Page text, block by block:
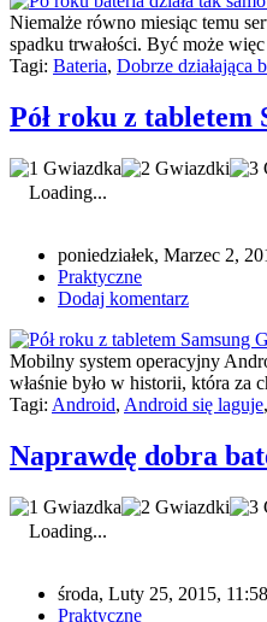
Niemalże równo miesiąc temu
spadku trwałości. Być może
Tagi: Bateria, Dobrze działająca
Pół roku z tabletem
Loading...
poniedziałek, Marzec 2,
Praktyczne
Dodaj komentarz
Mobilny system operacyjny
właśnie było w historii, która za
Tagi: Android, Android się laguje,
Naprawdę dobra
Loading...
środa, Luty 25, 2015, 11:58
Praktyczne